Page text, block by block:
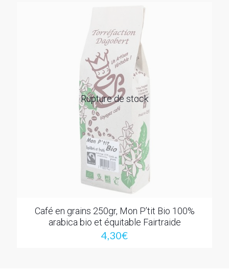
Rupture de stock
Café en grains 250gr, Mon P’tit Bio 100%
arabica bio et équitable Fairtraide
4,30€